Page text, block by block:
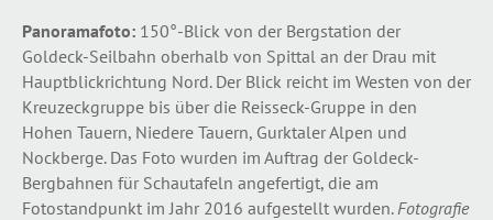
Panoramafoto: 150°-Blick von der Bergstation der
Goldeck-Seilbahn oberhalb von Spittal an der Drau mit
Hauptblickrichtung Nord. Der Blick reicht im Westen von der
Kreuzeckgruppe bis über die Reisseck-Gruppe in den
Hohen Tauern, Niedere Tauern, Gurktaler Alpen und
Nockberge. Das Foto wurden im Auftrag der Goldeck-
Bergbahnen für Schautafeln angefertigt, die am
Fotostandpunkt im Jahr 2016 aufgestellt wurden.Fotografie